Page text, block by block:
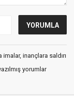
inançlara saldırı
yorumlar